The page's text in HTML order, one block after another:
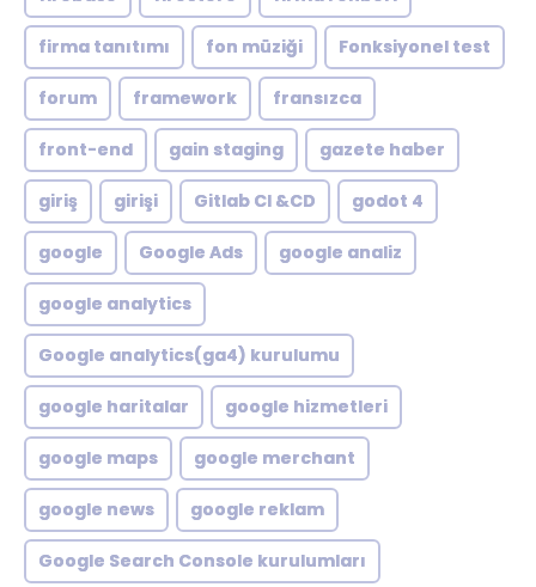
firma tanıtımı fon müziği Fonksiyonel test
forum framework fransızca
front-end gain staging gazete haber
giriş girişi Gitlab CI &CD godot 4
google Google Ads google analiz
google analytics
Google analytics(ga4) kurulumu
google haritalar google hizmetleri
google maps google merchant
google news google reklam
Google Search Console kurulumları